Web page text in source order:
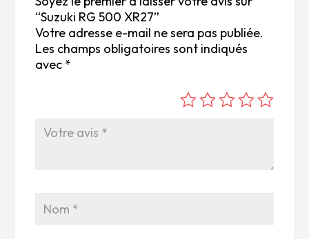
“Suzuki RG 500 XR27”
Votre adresse e-mail ne sera pas publiée.
Les champs obligatoires sont indiqués
avec *
s